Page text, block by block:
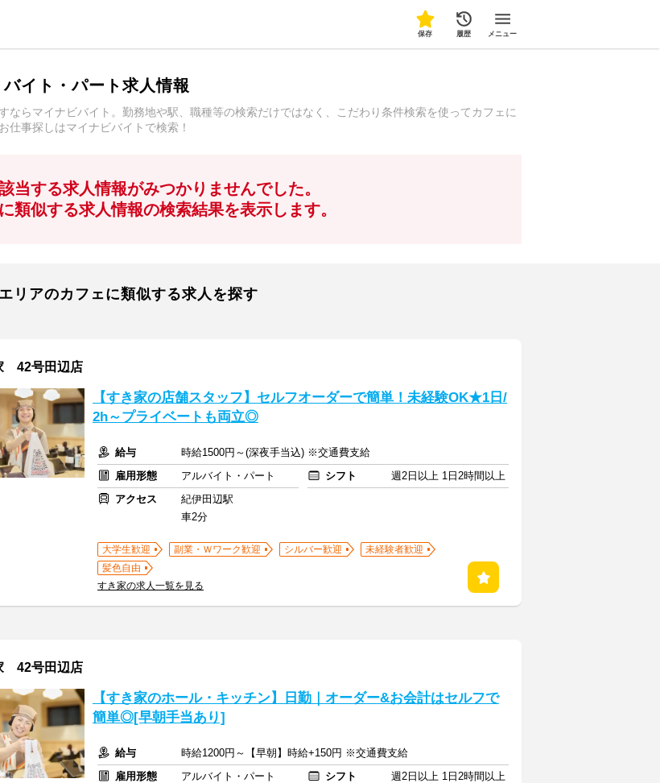
保存 履歴 メニュー
イト・パート求人情報
ならマイナビバイト。勤務地や駅、職種等の検索だけではなく、こだわり条件検索を使ってカフェに
仕事探しはマイナビバイトで検索！
当する求人情報がみつかりませんでした。
類似する求人情報の検索結果を表示します。
リアのカフェに類似する求人を探す
42号田辺店
【すき家の店舗スタッフ】セルフオーダーで簡単！未経験OK★1日/
2h～プライベートも両立◎
給与
時給1500円～(深夜手当込) ※交通費支給
雇用形態
アルバイト・パート シフト
週2日以上 1日2時間以上
アクセス
紀伊田辺駅
車2分
大学生歓迎 副業・Ｗワーク歓迎 シルバー歓迎
未経験者歓迎
髪色自由
すき家の求人一覧を見る
42号田辺店
【すき家のホール・キッチン】日勤｜オーダー&お会計はセルフで
簡単◎[早朝手当あり]
給与
時給1200円～【早朝】時給+150円 ※交通費支給
雇用形態
アルバイト・パート シフト
週2日以上 1日2時間以上